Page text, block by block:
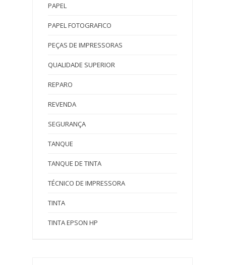
PAPEL
PAPEL FOTOGRAFICO
PEÇAS DE IMPRESSORAS
QUALIDADE SUPERIOR
REPARO
REVENDA
SEGURANÇA
TANQUE
TANQUE DE TINTA
TÉCNICO DE IMPRESSORA
TINTA
TINTA EPSON HP